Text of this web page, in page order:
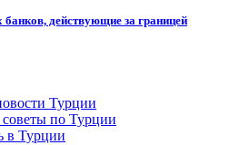
действующие за границей
Турции
по Турции
в Турции